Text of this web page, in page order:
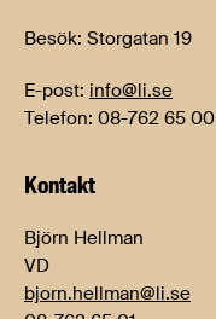
Besök: Storgatan 19
E-post: info@li.se
Telefon: 08-762 65 00
Kontakt
Björn Hellman
VD
bjorn.hellman@li.se